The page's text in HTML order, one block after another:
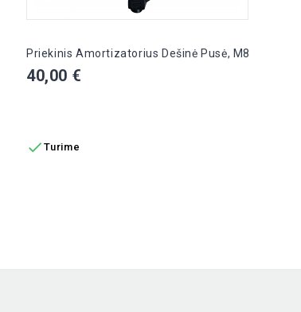
Priekinis Amortizatorius Dešinė Pusė, M8
Kaina
40,00 €
 Turime